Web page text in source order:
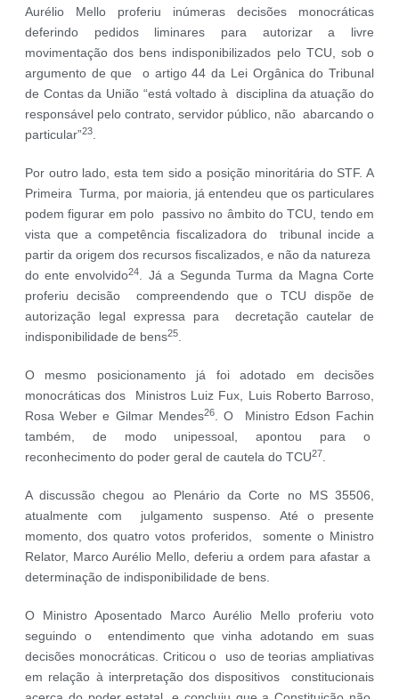
Aurélio Mello proferiu inúmeras decisões monocráticas
deferindo pedidos liminares para autorizar a livre
movimentação dos bens indisponibilizados pelo TCU, sob o
argumento de que o artigo 44 da Lei Orgânica do Tribunal
de Contas da União “está voltado à disciplina da atuação do
responsável pelo contrato, servidor público, não abarcando o
particular”23.
Por outro lado, esta tem sido a posição minoritária do STF. A
Primeira Turma, por maioria, já entendeu que os particulares
podem figurar em polo passivo no âmbito do TCU, tendo em
vista que a competência fiscalizadora do tribunal incide a
partir da origem dos recursos fiscalizados, e não da natureza
do ente envolvido24. Já a Segunda Turma da Magna Corte
proferiu decisão compreendendo que o TCU dispõe de
autorização legal expressa para decretação cautelar de
indisponibilidade de bens25.
O mesmo posicionamento já foi adotado em decisões
monocráticas dos Ministros Luiz Fux, Luis Roberto Barroso,
Rosa Weber e Gilmar Mendes26. O Ministro Edson Fachin
também, de modo unipessoal, apontou para o
reconhecimento do poder geral de cautela do TCU27.
A discussão chegou ao Plenário da Corte no MS 35506,
atualmente com julgamento suspenso. Até o presente
momento, dos quatro votos proferidos, somente o Ministro
Relator, Marco Aurélio Mello, deferiu a ordem para afastar a
determinação de indisponibilidade de bens.
O Ministro Aposentado Marco Aurélio Mello proferiu voto
seguindo o entendimento que vinha adotando em suas
decisões monocráticas. Criticou o uso de teorias ampliativas
em relação à interpretação dos dispositivos constitucionais